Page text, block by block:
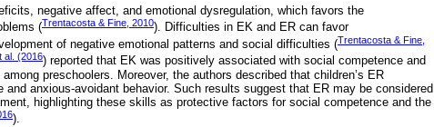
negative affect, and emotional dysregulation, which favors the
(Trentacosta & Fine, 2010). Difficulties in EK and ER can favor
of negative emotional patterns and social difficulties (Trentacosta & Fine,
al. (2016) reported that EK was positively associated with social competence and
preschoolers. Moreover, the authors described that children’s ER
anxious-avoidant behavior. Such results suggest that ER may be considered
highlighting these skills as protective factors for social competence and the
).